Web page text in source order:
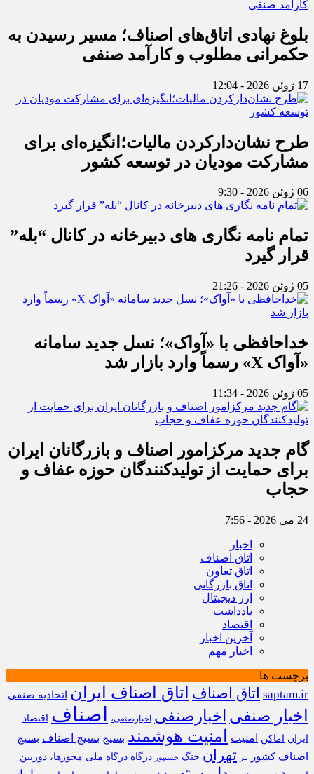
بلوغ نهادی اتاق‌های اصناف؛ مسیر رسیدن به
حکمرانی مطلوب و کارآمد صنفی
17 ژوئن 2026 - 12:04
طرح نشان‌دارکردن مالیات؛انگیزه‌ای برای
مشارکت مودیان در توسعه کشور
06 ژوئن 2026 - 9:30
تمام نامه نگاری های دبیرخانه در کانال “بله”
قرار گیرد
05 ژوئن 2026 - 21:26
خداحافظی با «آواک»؛ نسل جدید سامانه
«آواک X» رسماً وارد بازار شد
05 ژوئن 2026 - 11:34
گام جدید مرکزامور اصناف و بازرگانان ایران
برای حمایت از تولیدکنندگان حوزه عفاف و
حجاب
24 می 2026 - 7:56
اخبار
اتاق اصناف
اتاق تعاون
اتاق بازرگانی
ارز دیجیتال
یادداشت
اقتصاد
آخرین اخبار
اخبار مهم
برچسب ها
saptam.ir اتاق اصناف اتاق اصناف ایران اتحادیه صنفی
اخبار صنفی اخبارصنفی اخبارصنفی، اصناف
اقتصاد
ایران
اماکن امنیت امنیت هوشمند بسیج بسیج اصناف بسیج
اصناف کشور
تتر تهران جنگ حسنپور درگاه درگاه ملی مجوزها، دوربین